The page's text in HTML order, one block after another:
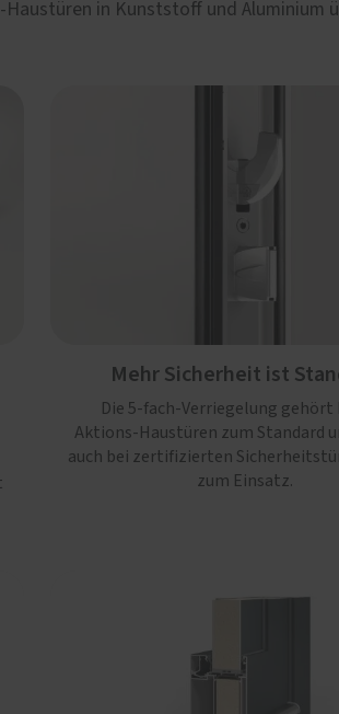
Haustüren in Kunststoff und Aluminium
Mehr Sicherheit ist
Die 5-fach-Verriegelung gehört
Aktions-Haustüren zum Standard
auch bei zertifizierten
zum Einsatz.